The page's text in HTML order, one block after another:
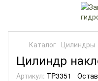
Каталог Цилиндры
Цилиндр
Артикул: TP3351